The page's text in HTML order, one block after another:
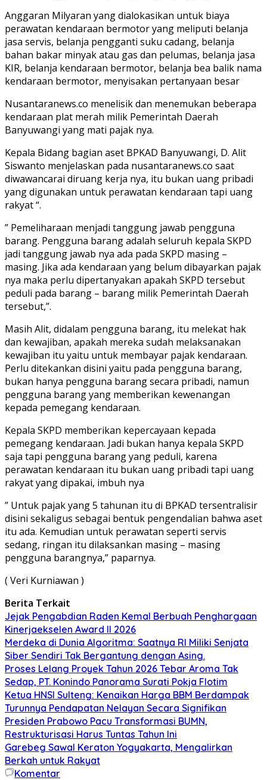
Anggaran Milyaran yang dialokasikan untuk biaya
perawatan kendaraan bermotor yang meliputi belanja
jasa servis, belanja pengganti suku cadang, belanja
bahan bakar minyak atau gas dan pelumas, belanja jasa
KIR, belanja kendaraan bermotor, belanja bea balik nama
kendaraan bermotor, menyisakan pertanyaan besar
Nusantaranews.co menelisik dan menemukan beberapa
kendaraan plat merah milik Pemerintah Daerah
Banyuwangi yang mati pajak nya.
Kepala Bidang bagian aset BPKAD Banyuwangi, D. Alit
Siswanto menjelaskan pada nusantaranews.co saat
diwawancarai diruang kerja nya, itu bukan uang pribadi
yang digunakan untuk perawatan kendaraan tapi uang
rakyat “.
” Pemeliharaan menjadi tanggung jawab pengguna
barang. Pengguna barang adalah seluruh kepala SKPD
jadi tanggung jawab nya ada pada SKPD masing –
masing. Jika ada kendaraan yang belum dibayarkan pajak
nya maka perlu dipertanyakan apakah SKPD tersebut
peduli pada barang – barang milik Pemerintah Daerah
tersebut,”.
Masih Alit, didalam pengguna barang, itu melekat hak
dan kewajiban, apakah mereka sudah melaksanakan
kewajiban itu yaitu untuk membayar pajak kendaraan.
Perlu ditekankan disini yaitu pada pengguna barang,
bukan hanya pengguna barang secara pribadi, namun
pengguna barang yang memberikan kewenangan
kepada pemegang kendaraan.
Kepala SKPD memberikan kepercayaan kepada
pemegang kendaraan. Jadi bukan hanya kepala SKPD
saja tapi pengguna barang yang peduli, karena
perawatan kendaraan itu bukan uang pribadi tapi uang
rakyat yang dipakai, imbuh nya
” Untuk pajak yang 5 tahunan itu di BPKAD tersentralisir
disini sekaligus sebagai bentuk pengendalian bahwa aset
itu ada. Kemudian untuk perawatan seperti servis
sedang, ringan itu dilaksankan masing – masing
pengguna barangnya,” paparnya.
( Veri Kurniawan )
Berita Terkait
Jejak Pengabdian Raden Kemal Berbuah Penghargaan
Kinerjaekselen Award II 2026
Merdeka di Dunia Algoritma: Saatnya RI Miliki Senjata
Siber Sendiri Tak Bergantung dengan Asing.
Proses Lelang Proyek Tahun 2026 Tebar Aroma Tak
Sedap, PT. Konindo Panorama Surati Pokja Flotim
Ketua HNSI Sulteng: Kenaikan Harga BBM Berdampak
Turunnya Pendapatan Nelayan Secara Signifikan
Presiden Prabowo Pacu Transformasi BUMN,
Restrukturisasi Harus Tuntas Tahun Ini
Garebeg Sawal Keraton Yogyakarta, Mengalirkan
Berkah untuk Rakyat
Komentar